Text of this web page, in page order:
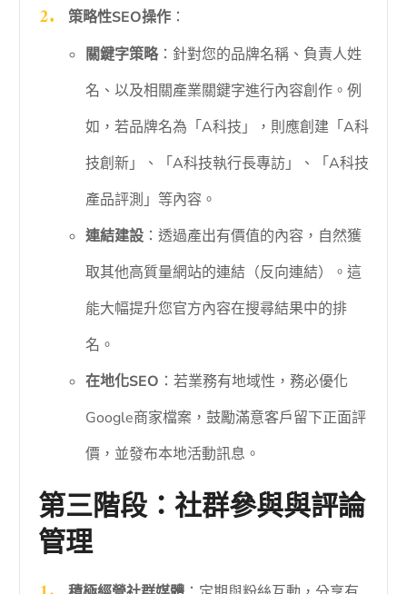
策略性SEO操作：
關鍵字策略：針對您的品牌名稱、負責人姓
名、以及相關產業關鍵字進行內容創作。例
如，若品牌名為「A科技」，則應創建「A科
技創新」、「A科技執行長專訪」、「A科技
產品評測」等內容。
連結建設：透過產出有價值的內容，自然獲
取其他高質量網站的連結（反向連結）。這
能大幅提升您官方內容在搜尋結果中的排
名。
在地化SEO ：若業務有地域性，務必優化
Google商家檔案，鼓勵滿意客戶留下正面評
價，並發布本地活動訊息。
第三階段：社群參與與評論
管理